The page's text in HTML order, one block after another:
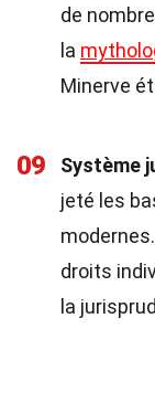
de
la
Minerve
09 Système
jeté les
droits
la